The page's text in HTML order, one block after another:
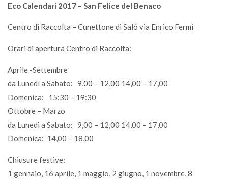
Eco Calendari 2017 – San Felice del Benaco
Centro di Raccolta – Cunettone di Salò via Enrico Fermi
Orari di apertura Centro di Raccolta:
Aprile -Settembre
da Lunedì a Sabato: 9,00 – 12,00 14,00 – 17,00
Domenica: 15:30 – 19:30
Ottobre – Marzo
da Lunedì a Sabato: 9,00 – 12,00 14,00 – 17,00
Domenica: 14,00 – 18,00
Chiusure festive:
1 gennaio, 16 aprile, 1 maggio, 2 giugno, 1 novembre, 8